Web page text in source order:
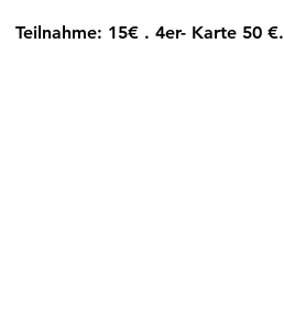
Teilnahme: 15€ . 4er- Karte 50 €.